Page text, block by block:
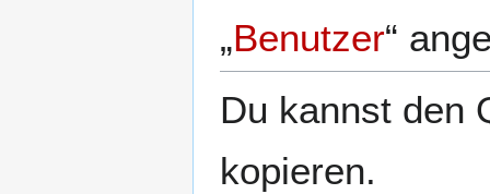
„Benutzer“
Du kannst den
kopieren.